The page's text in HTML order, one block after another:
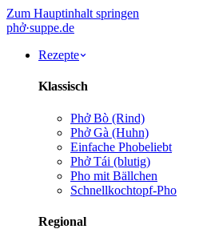
Zum Hauptinhalt springen
phở·suppe.de
Rezepte
Klassisch
Phở Bò (Rind)
Phở Gà (Huhn)
Einfache Phobeliebt
Phở Tái (blutig)
Pho mit Bällchen
Schnellkochtopf-Pho
Regional